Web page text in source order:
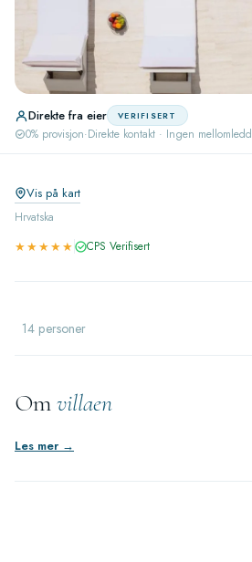
Direkte fra eier VERIFISERT
0% provisjon·Direkte kontakt · Ingen mellomledd
Vis på kart
Hrvatska
★★★★★ CPS Verifisert
14 personer
Omvillaen
Les mer →